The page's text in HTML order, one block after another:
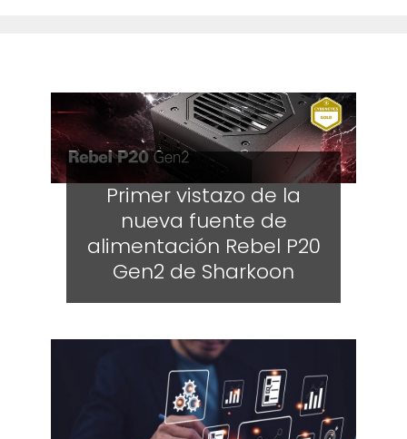
Primer vistazo de la
nueva fuente de
alimentación Rebel P20
Gen2 de Sharkoon